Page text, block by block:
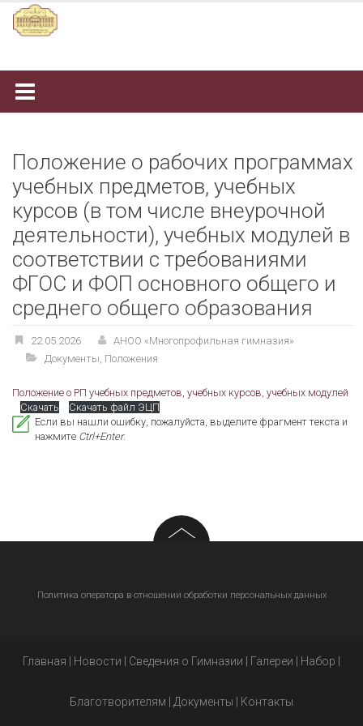
Наверх
Положение о рабочих программах
учебных предметов, учебных
курсов (в том числе внеурочной
деятельности), учебных модулей в
соответствии с требованиями
ФГОС и ФОП основного общего и
среднего общего образования
22.05.2026
АНОО «Многопрофильная гимназия»
Документы Положения
Положение о РП учебных предметов, учебных курсов, учебных модулей
Скачать
Скачать файл ЭЦП
Если вы нашли ошибку, пожалуйста, выделите фрагмент текста и
нажмите Ctrl+Enter.
Политика оператора в отношении обработки персональных данных
Главная | Новости | Сведения о Гимназии | Галереи | Набор |
Благотворителям | Документы | Контакты